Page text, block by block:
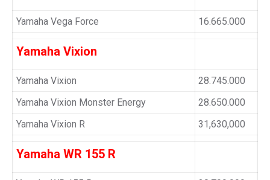
Yamaha Vega Force 16.665.000
Yamaha Vixion
Yamaha Vixion
28.745.000
Yamaha Vixion Monster Energy
28.650.000
Yamaha Vixion R
31,630,000
Yamaha WR 155 R